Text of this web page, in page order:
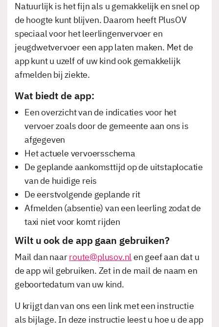
Natuurlijk is het fijn als u gemakkelijk en snel op
de hoogte kunt blijven. Daarom heeft PlusOV
speciaal voor het leerlingenvervoer en
jeugdwetvervoer een app laten maken. Met de
app kunt u uzelf of uw kind ook gemakkelijk
afmelden bij ziekte.
Wat biedt de app:
Een overzicht van de indicaties voor het
vervoer zoals door de gemeente aan ons is
afgegeven
Het actuele vervoersschema
De geplande aankomsttijd op de uitstaplocatie
van de huidige reis
De eerstvolgende geplande rit
Afmelden (absentie) van een leerling zodat de
taxi niet voor komt rijden
Wilt u ook de app gaan gebruiken?
Mail dan naarroute@plusov.nlen geef aan dat u
de app wil gebruiken. Zet in de mail de naam en
geboortedatum van uw kind.
U krijgt dan van ons een link met een instructie
als bijlage. In deze instructie leest u hoe u de app